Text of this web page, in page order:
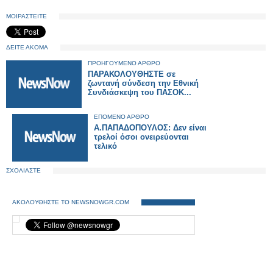
ΜΟΙΡΑΣΤΕΙΤΕ
ΔΕΙΤΕ ΑΚΟΜΑ
ΠΡΟΗΓΟΥΜΕΝΟ ΑΡΘΡΟ
ΠΑΡΑΚΟΛΟΥΘΗΣΤΕ σε
ζωντανή σύνδεση την Εθνική
Συνδιάσκεψη του ΠΑΣΟΚ...
ΕΠΟΜΕΝΟ ΑΡΘΡΟ
Α.ΠΑΠΑΔΟΠΟΥΛΟΣ: Δεν είναι
τρελοί όσοι ονειρεύονται
τελικό
ΣΧΟΛΙΑΣΤΕ
ΑΚΟΛΟΥΘΗΣΤΕ ΤΟ NEWSNOWGR.COM